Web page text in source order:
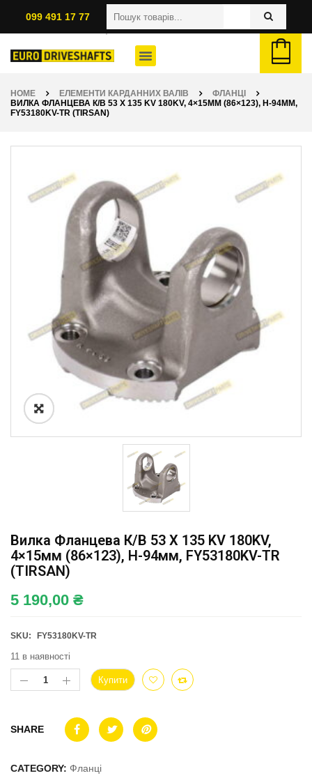
099 491 17 77
HOME ЕЛЕМЕНТИ КАРДАННИХ ВАЛІВ
ФЛАНЦІ
ВИЛКА ФЛАНЦЕВА К/В 53 X 135 KV 180KV, 4×15ММ (86×123), H-94ММ,
FY53180KV-TR (TIRSAN)
Вилка Фланцева К/в 53 X 135 KV 180KV,
4×15мм (86×123), H-94мм, FY53180KV-TR
(TIRSAN)
5 190,00 ₴
SKU: FY53180KV-TR
11 в наявності
Купити
SHARE
CATEGORY: Фланці